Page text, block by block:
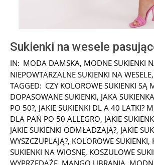
Sukienki na wesele
2024-
04-
21
IN: MODA DAMSKA, MODNE SUKIENKI
NIEPOWTARZALNE SUKIENKI NA WESELE,
TAGGED: CZY KOLOROWE SUKIENKI SĄ
DOPASOWANE SUKIENKI, JAKA
PO 50?, JAKIE SUKIENKI DL A 40 LATKI?
DLA PAŃ PO 50 ALLEGRO, JAKIE
JAKIE SUKIENKI ODMŁADZAJĄ?, JAKIE
WYSZCZUPLAJĄ?, KOLOROWE SUKIENKI,
SUKIENKI NA WIOSNĘ, KOSZULOWE
WYPRZEDAŻE MANGO UBRANIA